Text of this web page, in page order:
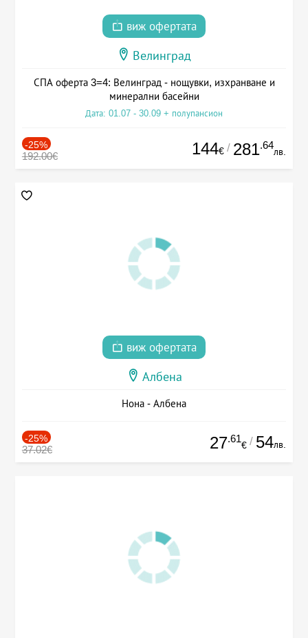
виж офертата
Велинград
СПА оферта 3=4: Велинград - нощувки, изхранване и
минерални басейни
Дата: 01.07 - 30.09 + полупансион
-25%
192.00€ 144€ / 281.64
лв.
виж офертата
Албена
Нона - Албена
-25%
37.02€ 27.61
€ / 54лв.